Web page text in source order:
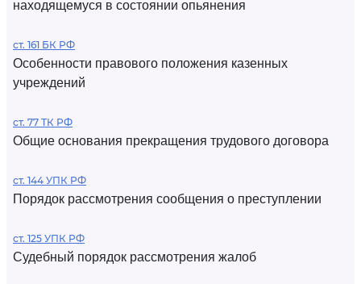
находящемуся в состоянии опьянения
ст. 161 БК РФ
Особенности правового положения казенных
учреждений
ст. 77 ТК РФ
Общие основания прекращения трудового договора
ст. 144 УПК РФ
Порядок рассмотрения сообщения о преступлении
ст. 125 УПК РФ
Судебный порядок рассмотрения жалоб